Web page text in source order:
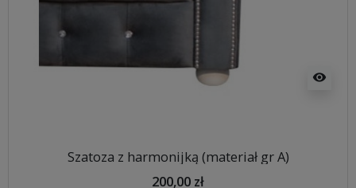
visibility
Szatoza z harmonijką (materiał gr A)
200,00 zł